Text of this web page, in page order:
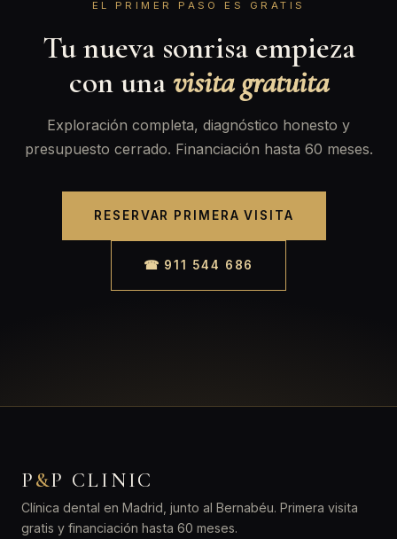
EL PRIMER PASO ES GRATIS
Tu nueva sonrisa empieza
con unavisita gratuita
Exploración completa, diagnóstico honesto y
presupuesto cerrado. Financiación hasta 60 meses.
RESERVAR PRIMERA VISITA
☎ 911 544 686
P&P CLINIC
Clínica dental en Madrid, junto al Bernabéu. Primera visita
gratis y financiación hasta 60 meses.